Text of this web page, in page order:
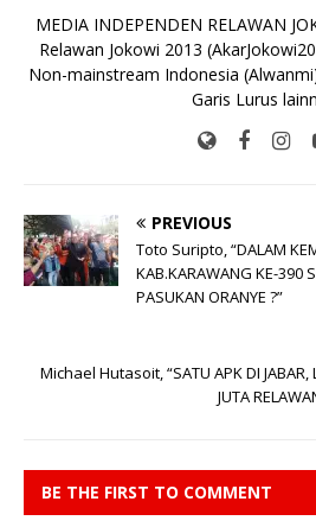
MEDIA INDEPENDEN RELAWAN
Relawan Jokowi 2013
Non-mainstream Indonesia
Garis Lurus
PREVIOUS
Toto Suripto, “DALAM
KAB.KARAWANG KE-390
PASUKAN ORANYE ?”
Michael Hutasoit, “SATU APK DI JABAR,
JUTA
BE THE FIRST TO COMMENT